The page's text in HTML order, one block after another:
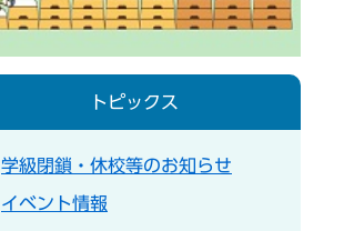
トピックス
学級閉鎖・休校等のお知らせ
イベント情報